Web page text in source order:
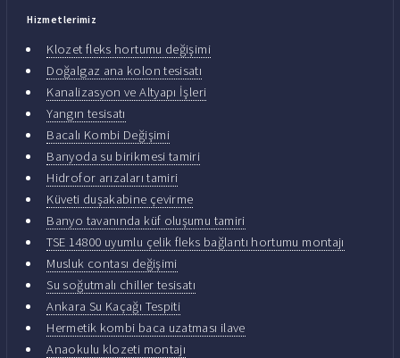
Hizmetlerimiz
Klozet fleks hortumu değişimi
Doğalgaz ana kolon tesisatı
Kanalizasyon ve Altyapı İşleri
Yangın tesisatı
Bacalı Kombi Değişimi
Banyoda su birikmesi tamiri
Hidrofor arızaları tamiri
Küveti duşakabine çevirme
Banyo tavanında küf oluşumu tamiri
TSE 14800 uyumlu çelik fleks bağlantı hortumu montajı
Musluk contası değişimi
Su soğutmalı chiller tesisatı
Ankara Su Kaçağı Tespiti
Hermetik kombi baca uzatması ilave
Anaokulu klozeti montajı